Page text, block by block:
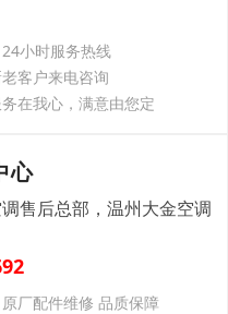
小时服务热线
客户来电咨询
在我心，满意由您定
心
售后总部，温州大金空调
厂配件维修 品质保障